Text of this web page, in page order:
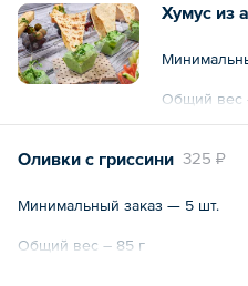
Хумус из
Общий вес
325 ₽
Оливки с гриссини
Минимальный заказ — 5 шт.
Общий вес – 85 г